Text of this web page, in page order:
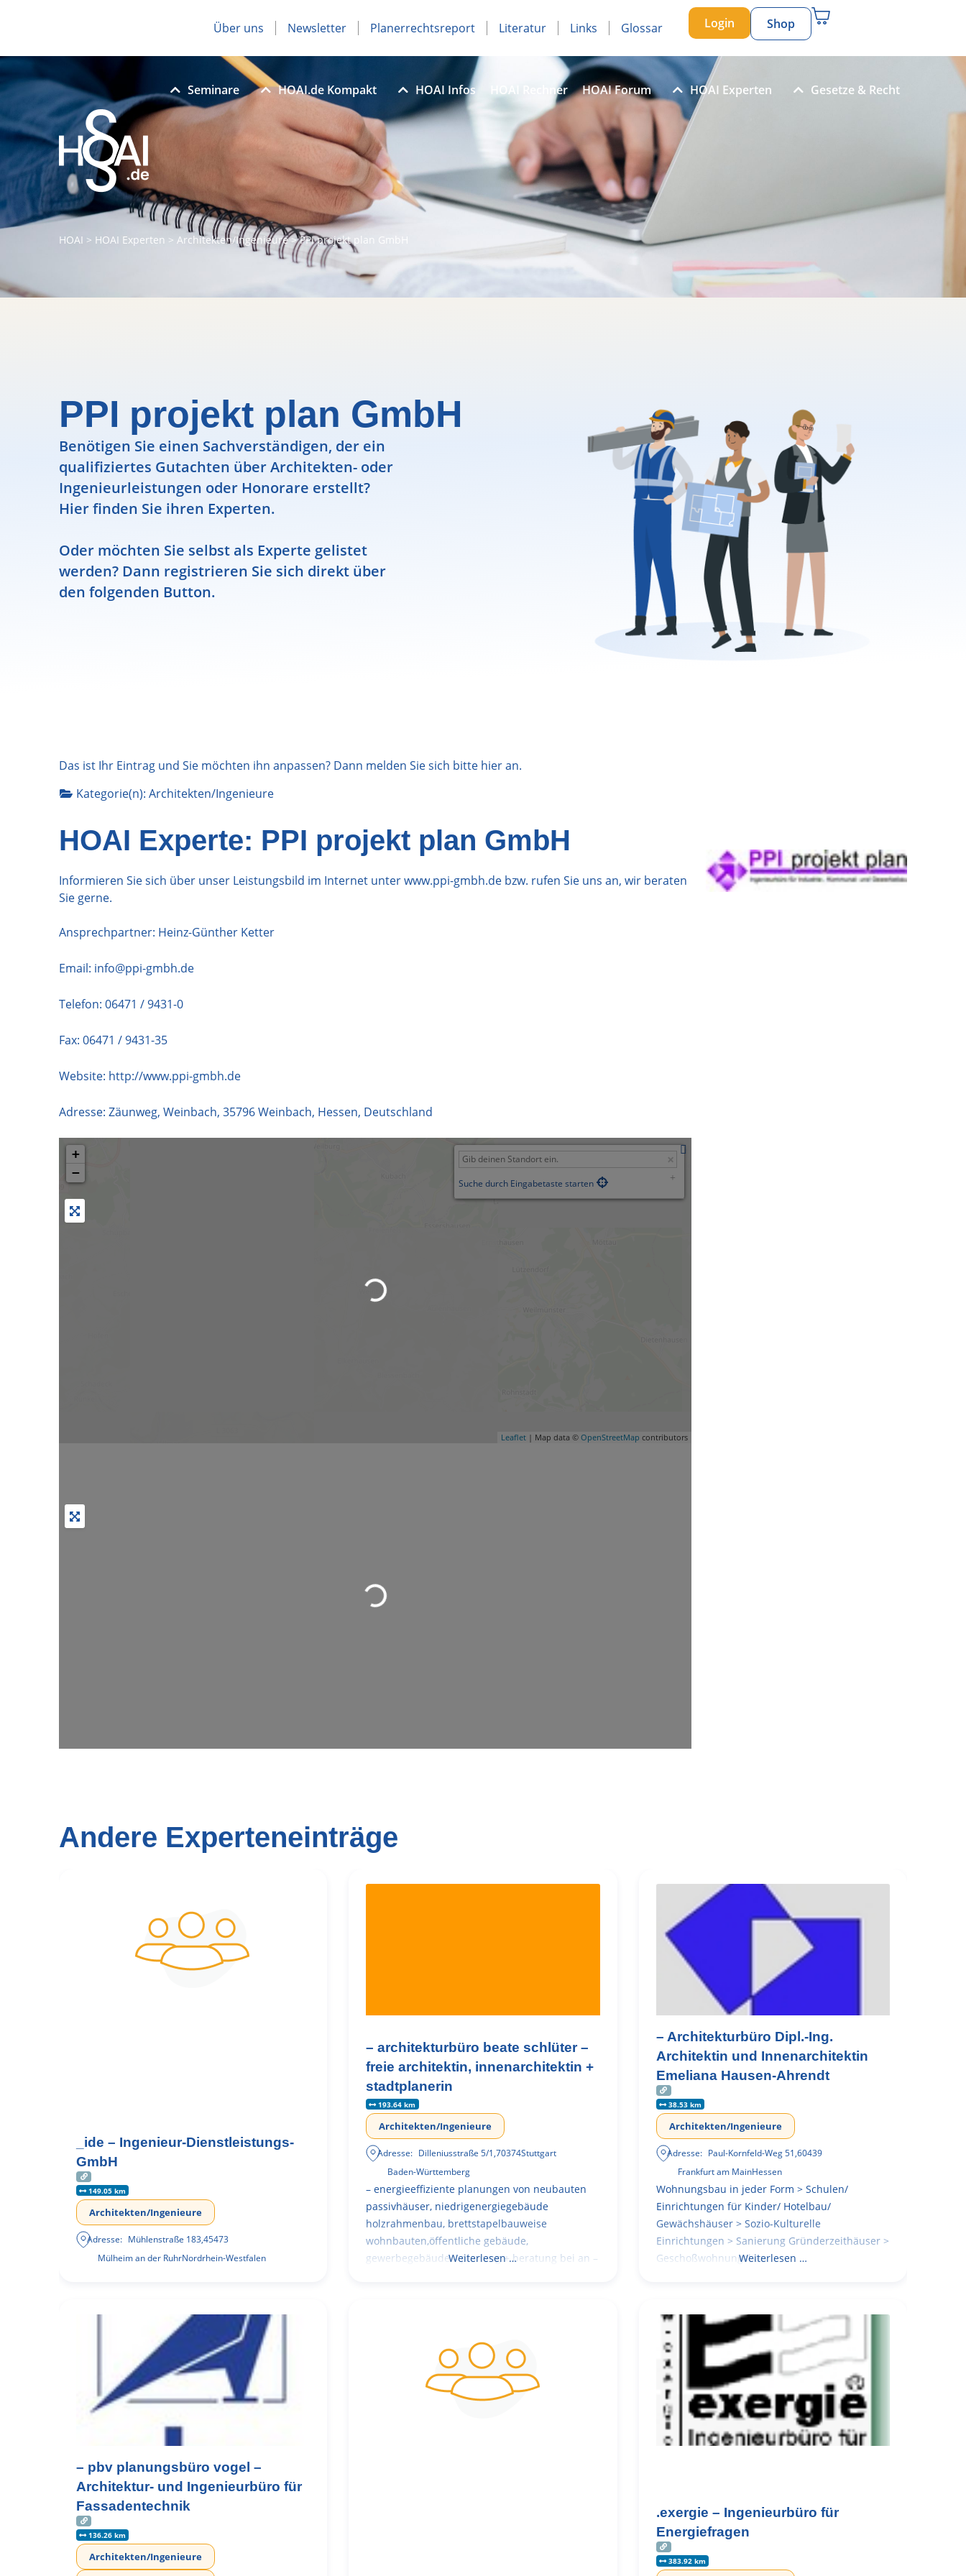
Über uns Newsletter Planerrechtsreport Literatur Links Glossar Login Shop
Seminare HOAI.de Kompakt HOAI Infos HOAI Rechner HOAI Forum HOAI Experten Gesetze & Recht
HOAI > HOAI Experten > Architekten/Ingenieure>PPI projekt plan GmbH
PPI projekt plan GmbH
Benötigen Sie einen Sachverständigen, der ein
qualifiziertes Gutachten über Architekten- oder
Ingenieurleistungen oder Honorare erstellt?
Hier finden Sie ihren Experten.
Oder möchten Sie selbst als Experte gelistet
werden? Dann registrieren Sie sich direkt über
den folgenden Button.
Das ist Ihr Eintrag und Sie möchten ihn anpassen? Dann melden Sie sich bitte hieran.
Kategorie(n): Architekten/Ingenieure
HOAI Experte: PPI projekt plan GmbH
Informieren Sie sich über unser Leistungsbild im Internet unter www.ppi-gmbh.de bzw. rufen Sie uns an, wir beraten
Sie gerne.
Ansprechpartner: Heinz-Günther Ketter
Email: info@ppi-gmbh.de
Telefon: 06471 / 9431-0
Fax: 06471 / 9431-35
Website: http://www.ppi-gmbh.de
Adresse: Zäunweg, Weinbach, 35796Weinbach, Hessen, Deutschland
+
−
Suche durch Eingabetaste starten
Leaflet | Map data © OpenStreetMap contributors
Wird geladen …
Andere Experteneinträge
_ide – Ingenieur-Dienstleistungs-
GmbH
149.05 km
Architekten/Ingenieure
Adresse: Mühlenstraße 183,45473
Mülheim an der RuhrNordrhein-Westfalen
– architekturbüro beate schlüter –
freie architektin, innenarchitektin +
stadtplanerin
193.64 km
Architekten/Ingenieure
Adresse: Dilleniusstraße 5/1,70374Stuttgart
Baden-Württemberg
– energieeffiziente planungen von neubauten
passivhäuser, niedrigenergiegebäude
holzrahmenbau, brettstapelbauweise
wohnbauten,öffentliche gebäude,
gewerbegebäude – planung + beratung bei an –
Weiterlesen …
– Architekturbüro Dipl.-Ing.
Architektin und Innenarchitektin
Emeliana Hausen-Ahrendt
38.53 km
Architekten/Ingenieure
Adresse: Paul-Kornfeld-Weg 51,60439
Frankfurt am MainHessen
Wohnungsbau in jeder Form > Schulen/
Einrichtungen für Kinder/ Hotelbau/
Gewächshäuser > Sozio-Kulturelle
Einrichtungen > Sanierung Gründerzeithäuser >
GeschoßwohnungsbauWeiterlesen …
– pbv planungsbüro vogel –
Architektur- und Ingenieurbüro für
Fassadentechnik
136.26 km
Architekten/Ingenieure
.exergie – Ingenieurbüro für
Energiefragen
383.92 km